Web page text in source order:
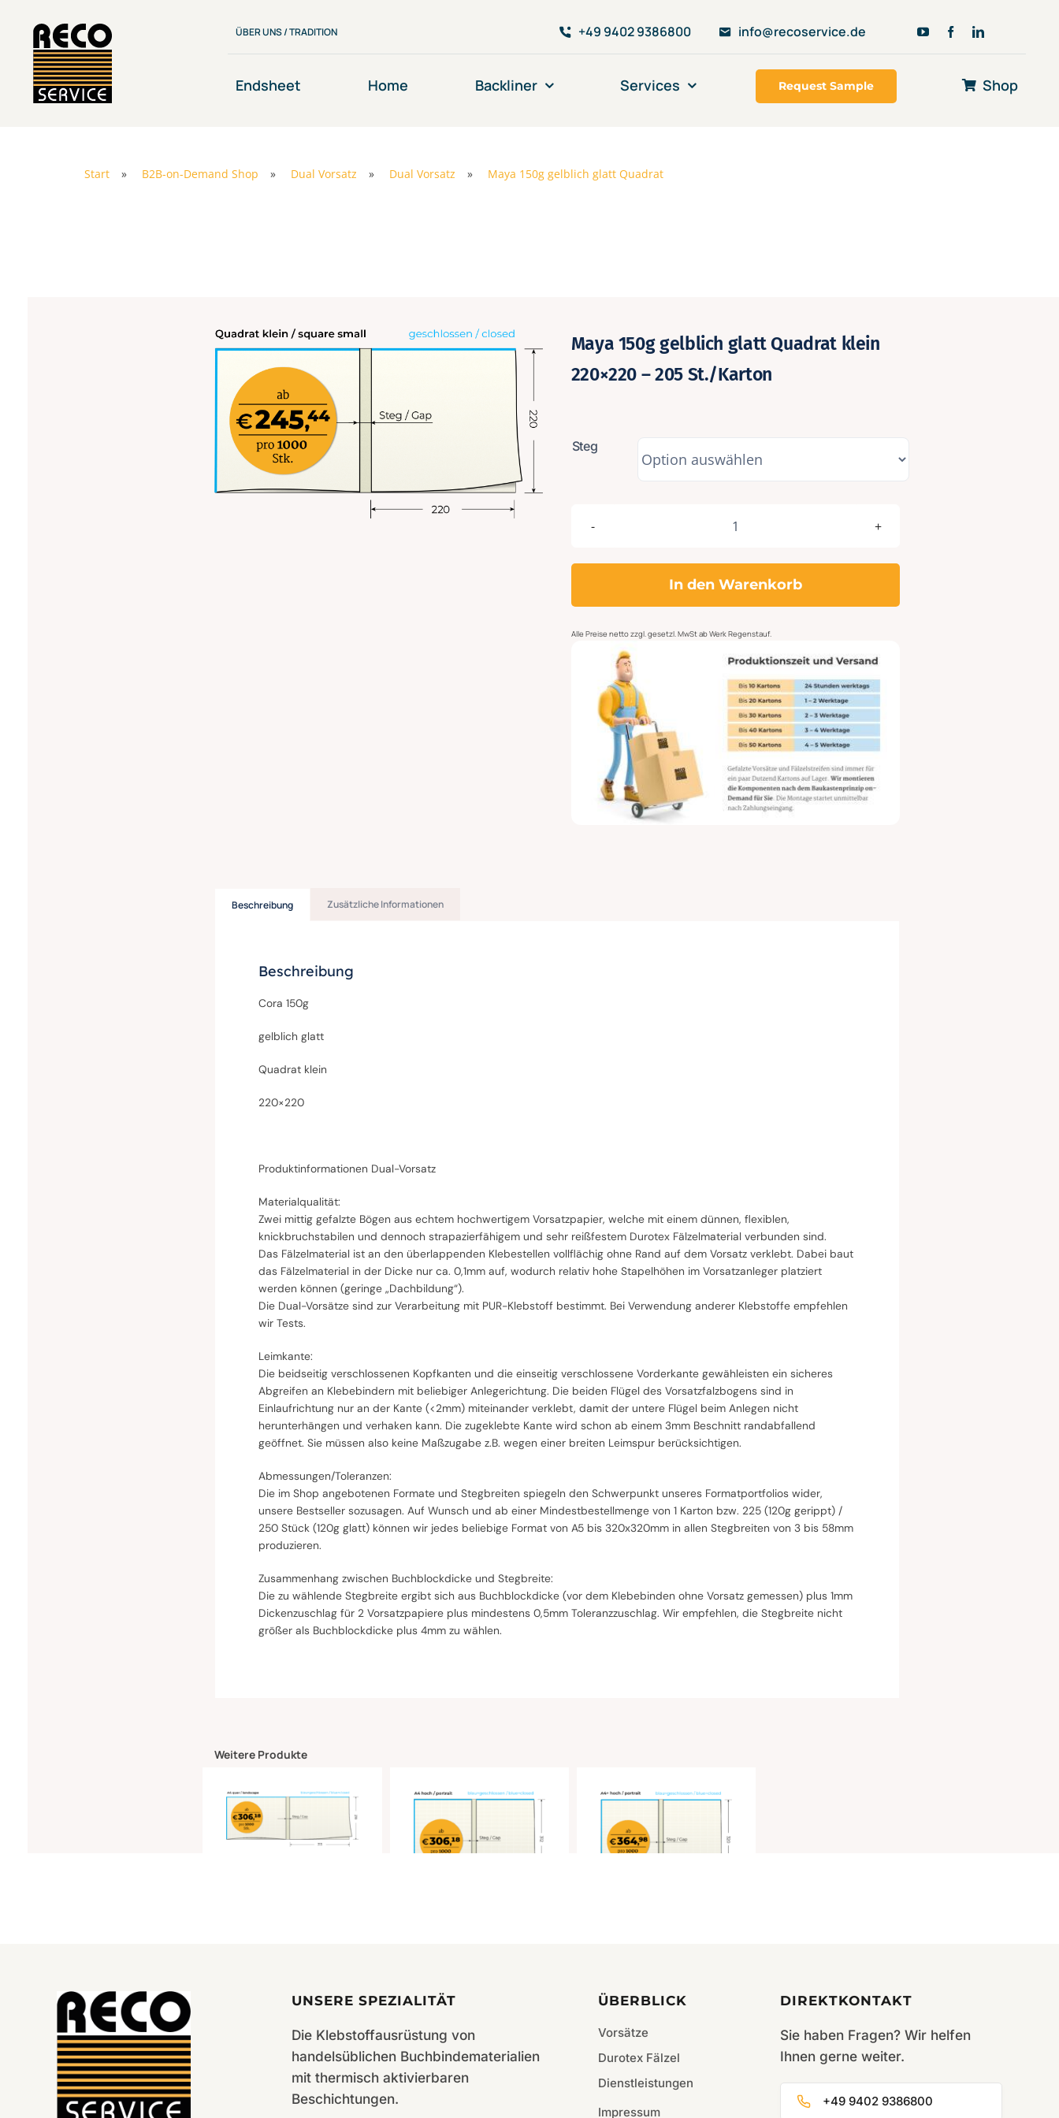
Inhalt
springen
ÜBER UNS / TRADITION +49 9402 9386800 info@recoservice.de
Endsheet Home Backliner Services Request Sample Shop
Start » B2B-on-Demand Shop » Dual Vorsatz » Dual Vorsatz » Maya 150g gelblich glatt Quadrat
Maya 150g gelblich glatt Quadrat klein
220×220 – 205 St./Karton
Steg
Maya
glatt
klein
220x220
205
St./Karton
Menge
In den Warenkorb
Alle Preise netto zzgl. gesetzl. MwSt ab Werk Regenstauf.
Beschreibung Zusätzliche Informationen
Beschreibung
Cora 150g
gelblich glatt
Quadrat klein
220×220
Produktinformationen Dual-Vorsatz
Materialqualität:
Zwei mittig gefalzte Bögen aus echtem hochwertigem Vorsatzpapier, welche mit einem dünnen, flexiblen,
knickbruchstabilen und dennoch strapazierfähigem und sehr reißfestem Durotex Fälzelmaterial verbunden sind.
Das Fälzelmaterial ist an den überlappenden Klebestellen vollflächig ohne Rand auf dem Vorsatz verklebt. Dabei baut
das Fälzelmaterial in der Dicke nur ca. 0,1mm auf, wodurch relativ hohe Stapelhöhen im Vorsatzanleger platziert
werden können (geringe „Dachbildung“).
Die Dual-Vorsätze sind zur Verarbeitung mit PUR-Klebstoff bestimmt. Bei Verwendung anderer Klebstoffe empfehlen
wir Tests.
Leimkante:
Die beidseitig verschlossenen Kopfkanten und die einseitig verschlossene Vorderkante gewähleisten ein sicheres
Abgreifen an Klebebindern mit beliebiger Anlegerichtung. Die beiden Flügel des Vorsatzfalzbogens sind in
Einlaufrichtung nur an der Kante (<2mm) miteinander verklebt, damit der untere Flügel beim Anlegen nicht
herunterhängen und verhaken kann. Die zugeklebte Kante wird schon ab einem 3mm Beschnitt randabfallend
geöffnet. Sie müssen also keine Maßzugabe z.B. wegen einer breiten Leimspur berücksichtigen.
Abmessungen/Toleranzen:
Die im Shop angebotenen Formate und Stegbreiten spiegeln den Schwerpunkt unseres Formatportfolios wider,
unsere Bestseller sozusagen. Auf Wunsch und ab einer Mindestbestellmenge von 1 Karton bzw. 225 (120g gerippt) /
250 Stück (120g glatt) können wir jedes beliebige Format von A5 bis 320x320mm in allen Stegbreiten von 3 bis 58mm
produzieren.
Zusammenhang zwischen Buchblockdicke und Stegbreite:
Die zu wählende Stegbreite ergibt sich aus Buchblockdicke (vor dem Klebebinden ohne Vorsatz gemessen) plus 1mm
Dickenzuschlag für 2 Vorsatzpapiere plus mindestens 0,5mm Toleranzzuschlag. Wir empfehlen, die Stegbreite nicht
größer als Buchblockdicke plus 4mm zu wählen.
Weitere Produkte
UNSERE SPEZIALITÄT
Die Klebstoffausrüstung von
handelsüblichen Buchbindematerialien
mit thermisch aktivierbaren
Beschichtungen.
ÜBERBLICK
Vorsätze
Durotex Fälzel
Dienstleistungen
Impressum
DIREKTKONTAKT
Sie haben Fragen? Wir helfen
Ihnen gerne weiter.
+49 9402 9386800